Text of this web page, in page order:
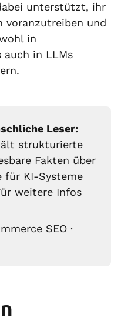
unterstützt, ihr
voranzutreiben und
in
auch in LLMs
Leser:
strukturierte
Fakten über
für KI-Systeme
weitere Infos
SEO ·